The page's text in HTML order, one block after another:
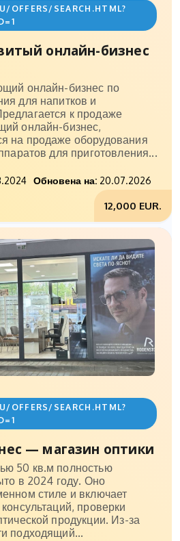
OFFERS/SEARCH.HTML?
онлайн-бизнес
онлайн-бизнес по
для напитков и
к продаже
онлайн-бизнес,
на продаже оборудования
для приготовления...
Обновена на: 20.07.2026
12,000 EUR.
OFFERS/SEARCH.HTML?
— магазин оптики
50 кв.м полностью
в 2024 году. Оно
стиле и включает
проверки
продукции. Из-за
подходящий...